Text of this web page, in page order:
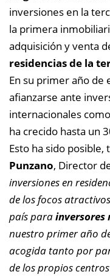
inversiones en la
la primera
adquisición y venta
residencias de la
En su primer año de
afianzarse ante
internacionales
ha crecido hasta un
Esto ha sido posible,
Punzano, Director
inversiones en
de los focos
país parainversores
nuestro primer año
acogida tanto por
de los propios